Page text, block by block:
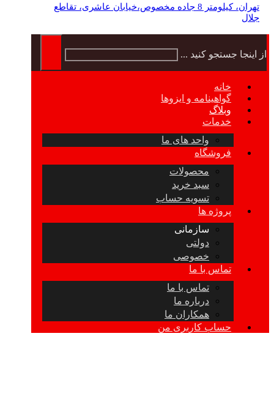
تهران، کیلومتر 8 جاده مخصوص،خیابان عاشری، تقاطع
جلال
از اینجا جستجو کنید ...
خانه
گواهینامه و ایزوها
وبلاگ
خدمات
واحد های ما
فروشگاه
محصولات
سبد خرید
تسویه حساب
پروژه ها
سازمانی
دولتی
خصوصی
تماس با ما
تماس با ما
درباره ما
همکاران ما
حساب کاربری من